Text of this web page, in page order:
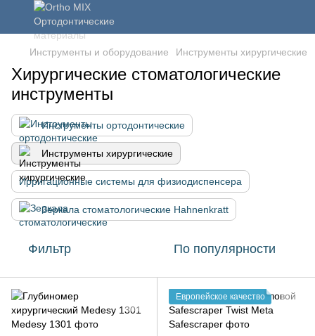
Инструменты и оборудование Инструменты хирургические
Хирургические стоматологические
инструменты
Инструменты ортодонтические
Инструменты хирургические
Ирригационные системы для физиодиспенсера
Зеркала стоматологические Hahnenkratt
Фильтр По популярности
Европейское качество